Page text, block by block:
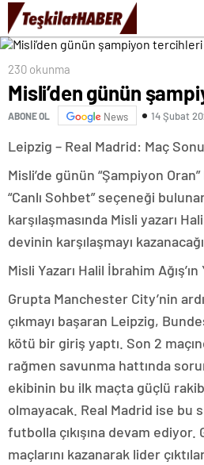
230 okunma
Misli’den günün
ABONE OL News 14 Şubat
Leipzig – Real Madrid: Maç
Misli’de günün “Şampiyon
“Canlı Sohbet” seçeneği
karşılaşmasında Misli yazarı
devinin karşılaşmayı
Misli Yazarı Halil İbrahim
Grupta Manchester City’nin
çıkmayı başaran Leipzig,
kötü bir giriş yaptı. Son 2
rağmen savunma hattında
ekibinin bu ilk maçta güçlü
olmayacak. Real Madrid ise bu
futbolla çıkışına devam
maçlarını kazanarak lider